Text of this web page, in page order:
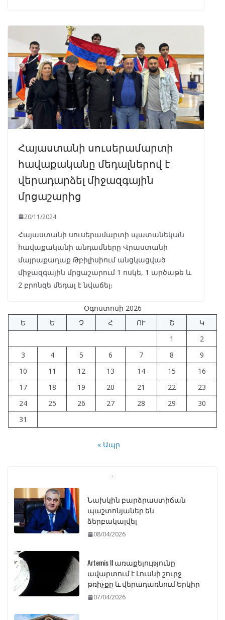
Հայաստանի սուսերամարտի
հավաքականը մեդալներով է
վերադարձել միջազգային
մրցաշարից
20/11/2024
Հայաստանի սուսերամարտի պատանեկան
հավաքականի անդամները Վրաստանի
մայրաքաղաք Թբիլիսիում անցկացված
միջազգային մրցաշարում 1 ոսկե, 1 արծաթե և
2 բրոնզե մեդալ է նվաճել։
Օգոստոսի 2026
Ե
Ե Չ Հ ՈՒ Շ
Կ
1
2
3
4 5 6 7 8
9
10
11 12 13 14 15
16
17
18 19 20 21 22
23
24
25 26 27 28 29
30
31
« Ապր
Նախկին բարձրաստիճան
պաշտոնյաներ են
ձերբակալվել
08/04/2026
Artemis II առաքելությունը
ավարտում է Լուսնի շուրջ
թռիչքը և վերադառնում Երկիր
07/04/2026